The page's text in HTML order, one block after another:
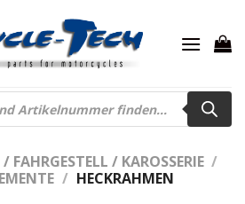
FAHRGESTELL / KAROSSERIE /
/ HECKRAHMEN